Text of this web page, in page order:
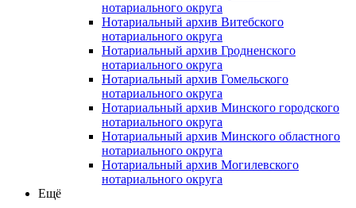
нотариального округа
Нотариальный архив Витебского
нотариального округа
Нотариальный архив Гродненского
нотариального округа
Нотариальный архив Гомельского
нотариального округа
Нотариальный архив Минского городского
нотариального округа
Нотариальный архив Минского областного
нотариального округа
Нотариальный архив Могилевского
нотариального округа
Ещё